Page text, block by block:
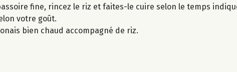
fine, rincez le riz et faites-le cuire selon le temps
votre goût.
bien chaud accompagné de riz.